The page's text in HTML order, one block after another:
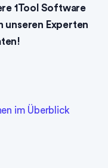
1Tool Software
unseren Experten
im Überblick